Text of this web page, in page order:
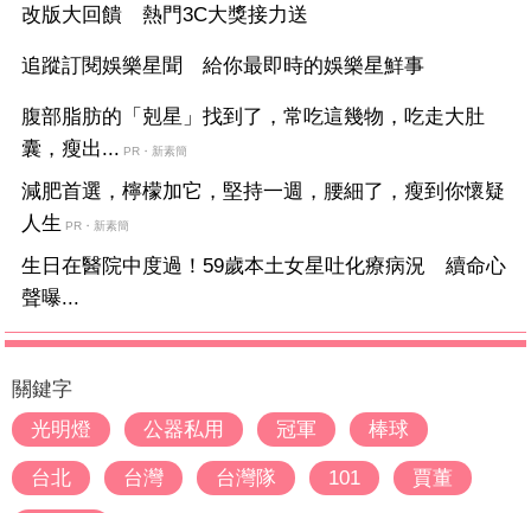
改版大回饋 熱門3C大獎接力送
追蹤訂閱娛樂星聞 給你最即時的娛樂星鮮事
腹部脂肪的「剋星」找到了，常吃這幾物，吃走大肚
囊，瘦出... PR・新素簡
減肥首選，檸檬加它，堅持一週，腰細了，瘦到你懷疑
人生 PR・新素簡
生日在醫院中度過！59歲本土女星吐化療病況 續命心
聲曝...
關鍵字
光明燈
公器私用 冠軍 棒球
台北 台灣 台灣隊 101 賈董